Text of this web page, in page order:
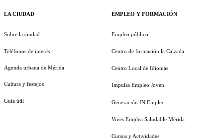
LA CIUDAD
Sobre la ciudad
Teléfonos de interés
Agenda urbana de Mérida
Cultura y festejos
Guía útil
EMPLEO Y FORMACIÓN
Empleo público
Centro de formación la Calzada
Centro Local de Idiomas
Impulsa Empleo Joven
Generación IN Empleo
Vives Emplea Saludable Mérida
Cursos y Actividades